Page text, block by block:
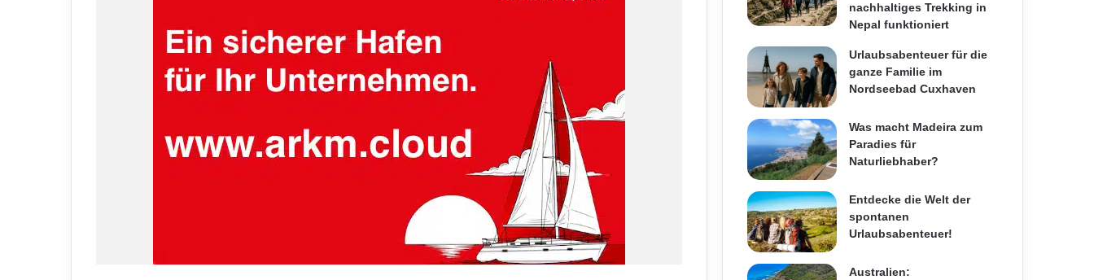
nachhaltiges Trekking in
Nepal funktioniert
Urlaubsabenteuer für die
ganze Familie im
Nordseebad Cuxhaven
Was macht Madeira zum
Paradies für
Naturliebhaber?
Entdecke die Welt der
spontanen
Urlaubsabenteuer!
Australien: